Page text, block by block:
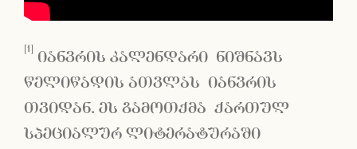
[1]
იანვრის კალენდარი ნიშნავს
წელიწადის ათვლას იანვრის
თვიდან. ეს გამოთქმა ქართულ
სპეციალურ ლიტერატურაში